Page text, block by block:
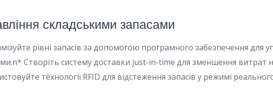
складськими запасами
рівні запасів за допомогою програмного забезпечення для
Створіть систему доставки just-in-time для зменшення витрат
технології RFID для відстеження запасів у режимі